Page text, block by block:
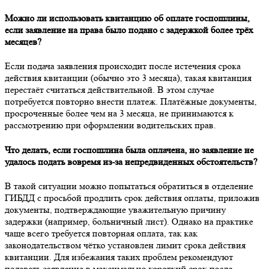
Можно ли использовать квитанцию об оплате госпошлины,
если заявление на права было подано с задержкой более трёх
месяцев?
Если подача заявления происходит после истечения срока
действия квитанции (обычно это 3 месяца), такая квитанция
перестаёт считаться действительной. В этом случае
потребуется повторно внести платеж. Платёжные документы,
просроченные более чем на 3 месяца, не принимаются к
рассмотрению при оформлении водительских прав.
Что делать, если госпошлина была оплачена, но заявление не
удалось подать вовремя из-за непредвиденных обстоятельств?
В такой ситуации можно попытаться обратиться в отделение
ГИБДД с просьбой продлить срок действия оплаты, приложив
документы, подтверждающие уважительную причину
задержки (например, больничный лист). Однако на практике
чаще всего требуется повторная оплата, так как
законодательством чётко установлен лимит срока действия
квитанции. Для избежания таких проблем рекомендуют